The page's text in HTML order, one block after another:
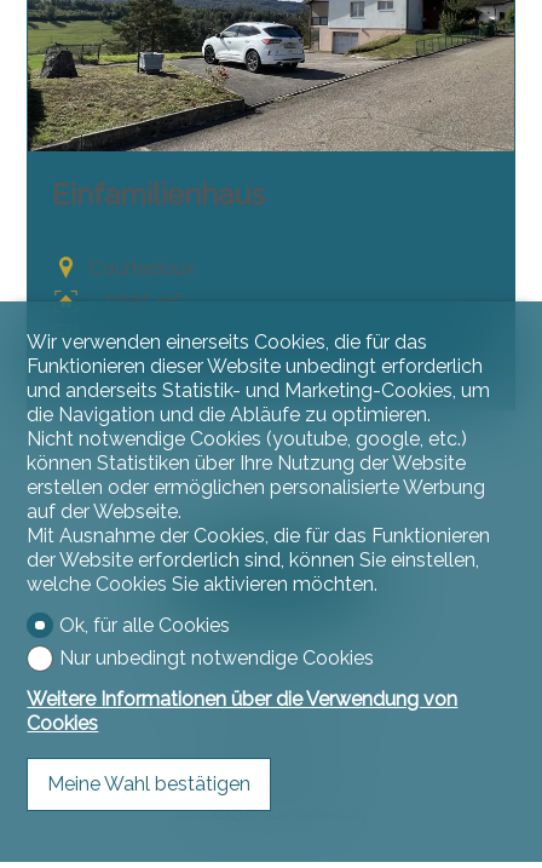
Einfamilienhaus
Courtedoux
~ 1'065 m²
5.5
7
Kontaktieren Sie uns
Tel.032 466 53 53
contact@linstantimmo.ch
Wir verwenden einerseits Cookies, die für das
Funktionieren dieser Website unbedingt erforderlich
und anderseits Statistik- und Marketing-Cookies, um
die Navigation und die Abläufe zu optimieren.
Nicht notwendige Cookies (youtube, google, etc.)
können Statistiken über Ihre Nutzung der Website
erstellen oder ermöglichen personalisierte Werbung
auf der Webseite.
Mit Ausnahme der Cookies, die für das Funktionieren
der Website erforderlich sind, können Sie einstellen,
welche Cookies Sie aktivieren möchten.
Ok, für alle Cookies
Nur unbedingt notwendige Cookies
Weitere Informationen über die Verwendung von
Cookies
Meine Wahl bestätigen